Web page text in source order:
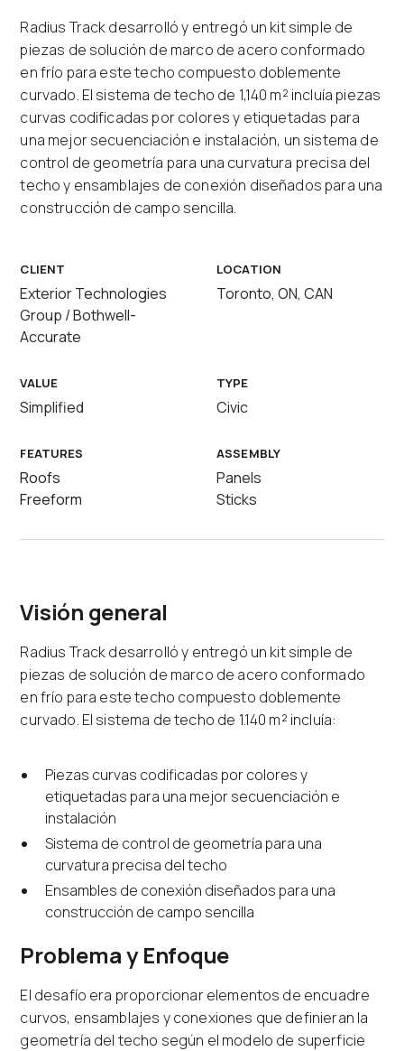
Radius Track desarrolló y entregó un kit simple de
piezas de solución de marco de acero conformado
en frío para este techo compuesto doblemente
curvado. El sistema de techo de 1,140 m² incluía piezas
curvas codificadas por colores y etiquetadas para
una mejor secuenciación e instalación, un sistema de
control de geometría para una curvatura precisa del
techo y ensamblajes de conexión diseñados para una
construcción de campo sencilla.
CLIENT
Exterior Technologies
Group / Bothwell-
Accurate
LOCATION
Toronto, ON, CAN
VALUE
Simplified
TYPE
Civic
FEATURES
Roofs
Freeform
ASSEMBLY
Panels
Sticks
Visión general
Radius Track desarrolló y entregó un kit simple de
piezas de solución de marco de acero conformado
en frío para este techo compuesto doblemente
curvado. El sistema de techo de 1.140 m² incluía:
Piezas curvas codificadas por colores y
etiquetadas para una mejor secuenciación e
instalación
Sistema de control de geometría para una
curvatura precisa del techo
Ensambles de conexión diseñados para una
construcción de campo sencilla
Problema y Enfoque
El desafío era proporcionar elementos de encuadre
curvos, ensamblajes y conexiones que definieran la
geometría del techo según el modelo de superficie